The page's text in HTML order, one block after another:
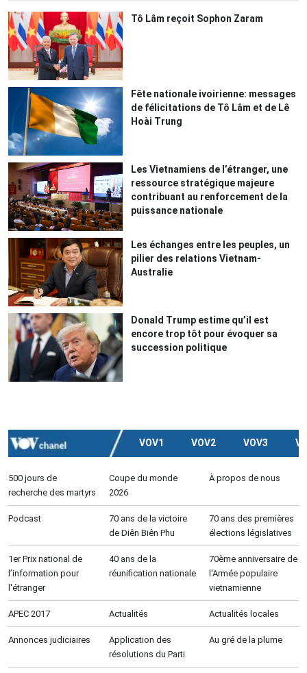
Tô Lâm reçoit Sophon Zaram
Fête nationale ivoirienne: messages
de félicitations de Tô Lâm et de Lê
Hoài Trung
Les Vietnamiens de l’étranger, une
ressource stratégique majeure
contribuant au renforcement de la
puissance nationale
Les échanges entre les peuples, un
pilier des relations Vietnam-
Australie
Donald Trump estime qu’il est
encore trop tôt pour évoquer sa
succession politique
VOV1 VOV2 VOV3
500 jours de
recherche des martyrs
Coupe du monde
2026
À propos de nous
Podcast
70 ans de la victoire
de Diên Biên Phu
70 ans des premières
élections législatives
1er Prix national de
l’information pour
l'étranger
40 ans de la
réunification nationale
70ème anniversaire de
l'Armée populaire
vietnamienne
APEC 2017 Actualités Actualités locales
Annonces judiciaires
Application des
résolutions du Parti
Au gré de la plume